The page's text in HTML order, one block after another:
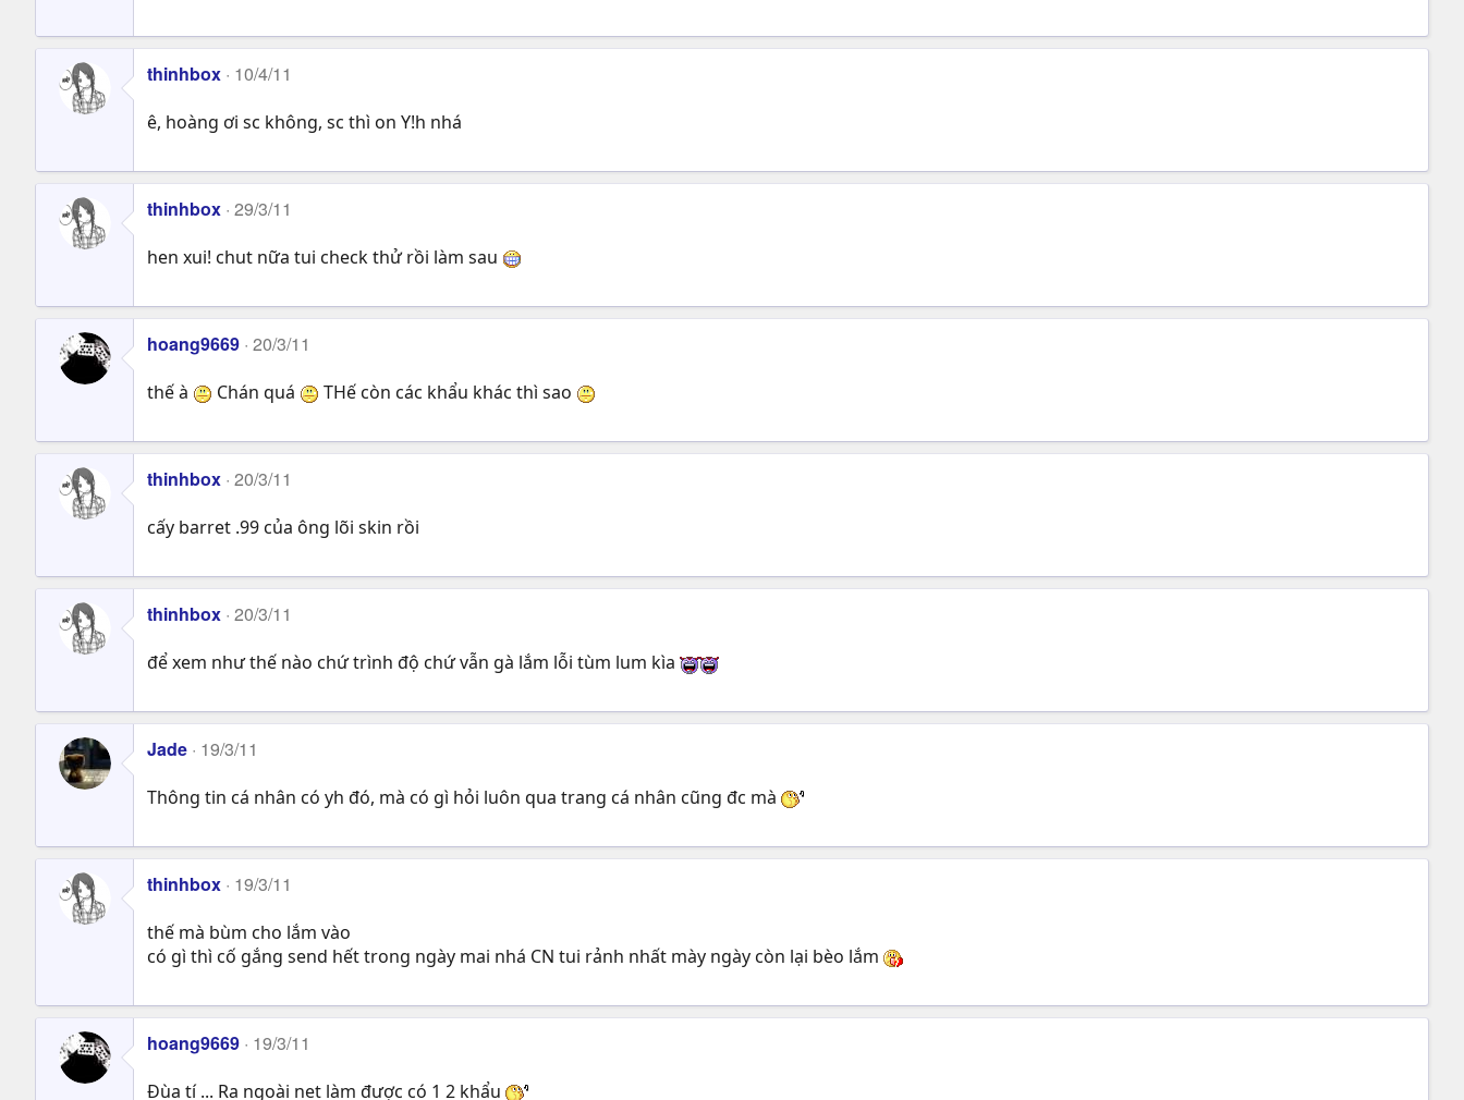
thinhbox 10/4/11
ê, hoàng ơi sc không, sc thì on Y!h nhá
thinhbox 29/3/11
hen xui! chut nữa tui check thử rồi làm sau
hoang9669 20/3/11
thế à Chán quá THế còn các khẩu khác thì sao
thinhbox 20/3/11
cấy barret .99 của ông lõi skin rồi
thinhbox 20/3/11
để xem như thế nào chứ trình độ chứ vẫn gà lắm lỗi tùm lum kìa
Jade 19/3/11
Thông tin cá nhân có yh đó, mà có gì hỏi luôn qua trang cá nhân cũng đc mà
thinhbox 19/3/11
thế mà bùm cho lắm vào
có gì thì cố gắng send hết trong ngày mai nhá CN tui rảnh nhất mày ngày còn lại bèo lắm
hoang9669 19/3/11
Đùa tí ... Ra ngoài net làm được có 1 2 khẩu